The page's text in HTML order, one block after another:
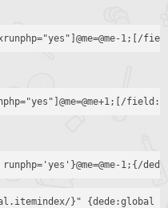
}" {dede:global